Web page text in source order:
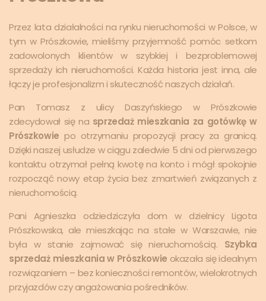
Przez lata działalności na rynku nieruchomości w Polsce, w
tym w Prószkowie, mieliśmy przyjemność pomóc setkom
zadowolonych klientów w szybkiej i bezproblemowej
sprzedaży ich nieruchomości. Każda historia jest inna, ale
łączy je profesjonalizm i skuteczność naszych działań.
Pan Tomasz z ulicy Daszyńskiego w Prószkowie
zdecydował się na sprzedaż mieszkania za gotówkę w
Prószkowie po otrzymaniu propozycji pracy za granicą.
Dzięki naszej usłudze w ciągu zaledwie 5 dni od pierwszego
kontaktu otrzymał pełną kwotę na konto i mógł spokojnie
rozpocząć nowy etap życia bez zmartwień związanych z
nieruchomością.
Pani Agnieszka odziedziczyła dom w dzielnicy Ligota
Prószkowska, ale mieszkając na stałe w Warszawie, nie
była w stanie zajmować się nieruchomością. Szybka
sprzedaż mieszkania w Prószkowie okazała się idealnym
rozwiązaniem – bez konieczności remontów, wielokrotnych
przyjazdów czy angażowania pośredników.